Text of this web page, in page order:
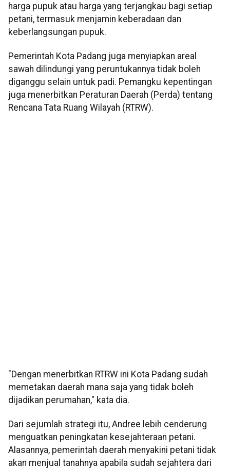
harga pupuk atau harga yang terjangkau bagi setiap
petani, termasuk menjamin keberadaan dan
keberlangsungan pupuk.
Pemerintah Kota Padang juga menyiapkan areal
sawah dilindungi yang peruntukannya tidak boleh
diganggu selain untuk padi. Pemangku kepentingan
juga menerbitkan Peraturan Daerah (Perda) tentang
Rencana Tata Ruang Wilayah (RTRW).
"Dengan menerbitkan RTRW ini Kota Padang sudah
memetakan daerah mana saja yang tidak boleh
dijadikan perumahan," kata dia.
Dari sejumlah strategi itu, Andree lebih cenderung
menguatkan peningkatan kesejahteraan petani.
Alasannya, pemerintah daerah menyakini petani tidak
akan menjual tanahnya apabila sudah sejahtera dari